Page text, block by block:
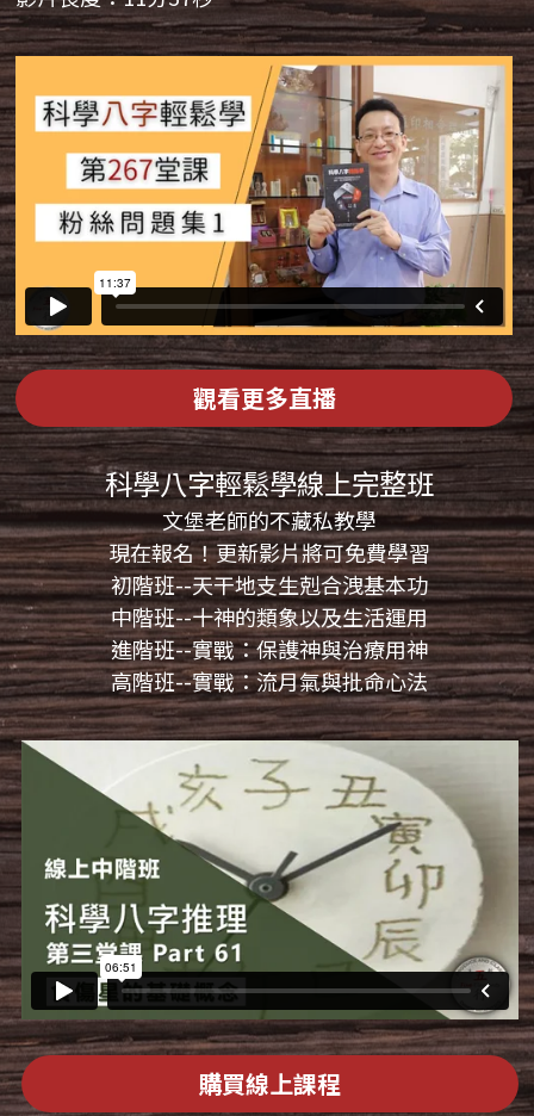
觀看更多直播
科學八字輕鬆學線上完整班
文堡老師的不藏私教學
現在報名！更新影片將可免費學習
初階班--天干地支生剋合洩基本功
中階班--十神的類象以及生活運用
進階班--實戰：保謢神與治療用神
高階班--實戰：流月氣與批命心法
購買線上課程